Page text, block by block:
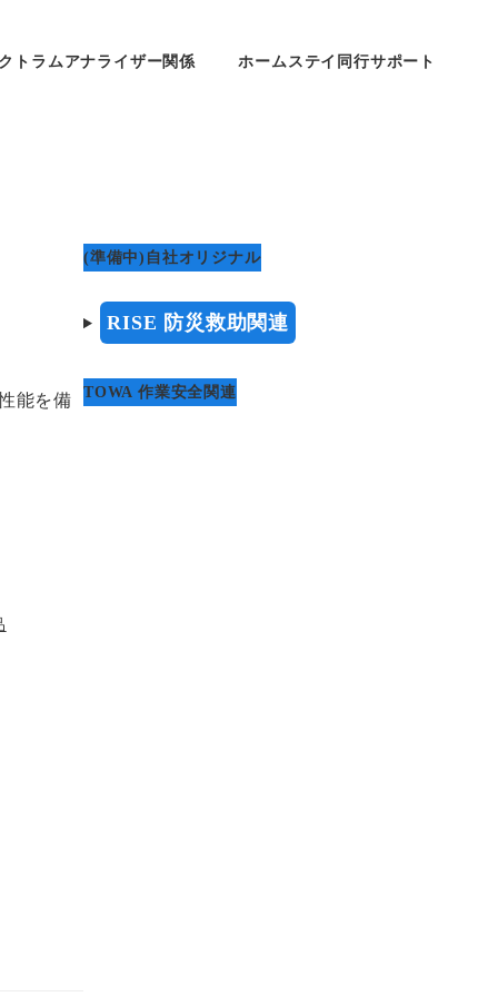
トラムアナライザー関係 ホームステイ同行サポート
能を備
(準備中)自社オリジナル
RISE 防災救助関連
TOWA 作業安全関連